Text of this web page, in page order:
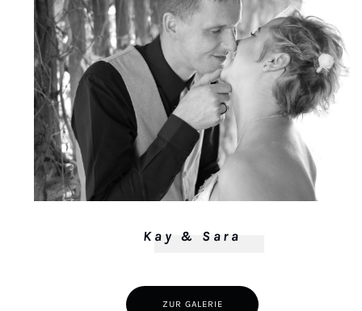
Kay & Sara
ZUR GALERIE